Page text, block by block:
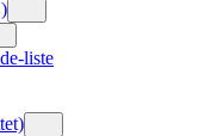
liste